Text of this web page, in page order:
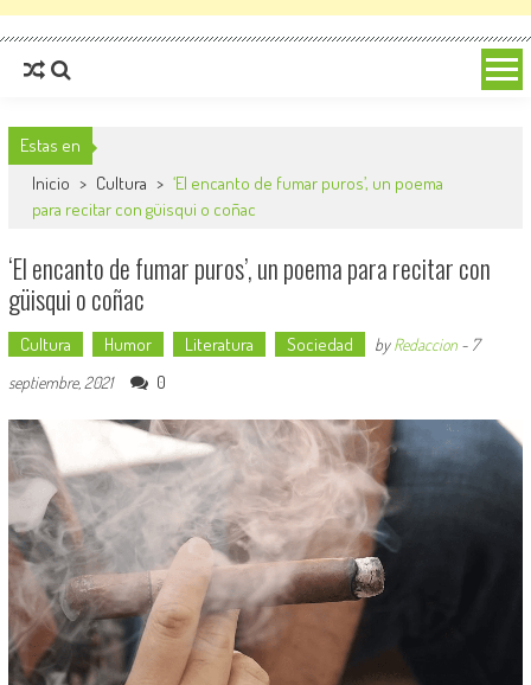
Estas en
Inicio > Cultura > ‘El encanto de fumar puros’, un poema
para recitar con güisqui o coñac
‘El encanto de fumar puros’, un poema para recitar con
güisqui o coñac
Cultura Humor Literatura Sociedad byRedaccion- 7
septiembre, 2021
0